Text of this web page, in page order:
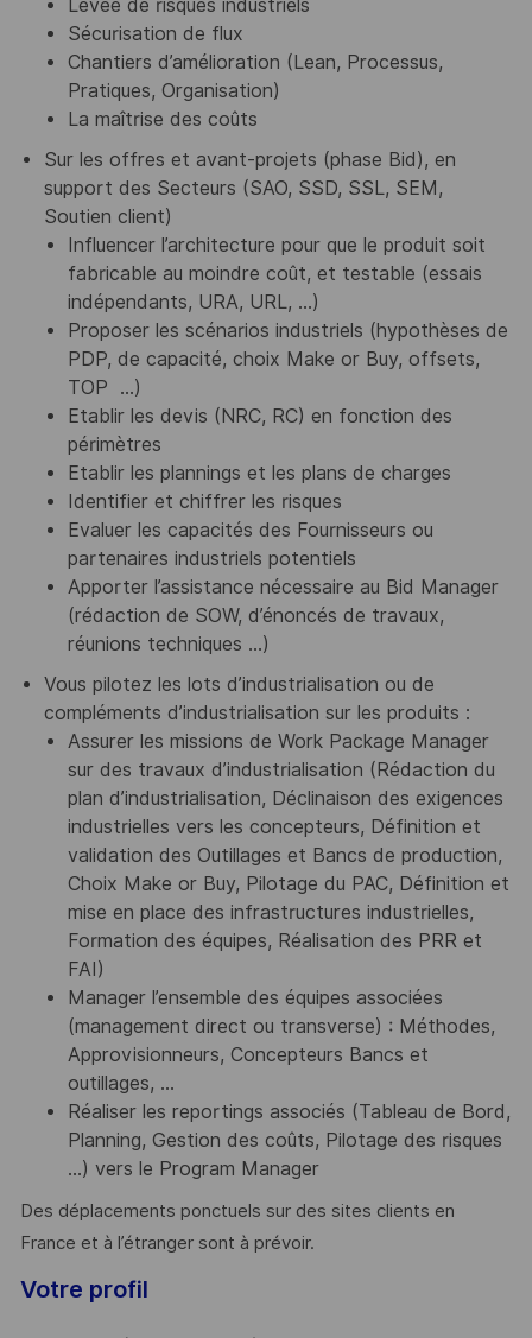
Levée de risques industriels
Sécurisation de flux
Chantiers d’amélioration (Lean, Processus,
Pratiques, Organisation)
La maîtrise des coûts
Sur les offres et avant-projets (phase Bid), en
support des Secteurs (SAO, SSD, SSL, SEM,
Soutien client)
Influencer l’architecture pour que le produit soit
fabricable au moindre coût, et testable (essais
indépendants, URA, URL, …)
Proposer les scénarios industriels (hypothèses de
PDP, de capacité, choix Make or Buy, offsets,
TOP …)
Etablir les devis (NRC, RC) en fonction des
périmètres
Etablir les plannings et les plans de charges
Identifier et chiffrer les risques
Evaluer les capacités des Fournisseurs ou
partenaires industriels potentiels
Apporter l’assistance nécessaire au Bid Manager
(rédaction de SOW, d’énoncés de travaux,
réunions techniques …)
Vous pilotez les lots d’industrialisation ou de
compléments d’industrialisation sur les produits :
Assurer les missions de Work Package Manager
sur des travaux d’industrialisation (Rédaction du
plan d’industrialisation, Déclinaison des exigences
industrielles vers les concepteurs, Définition et
validation des Outillages et Bancs de production,
Choix Make or Buy, Pilotage du PAC, Définition et
mise en place des infrastructures industrielles,
Formation des équipes, Réalisation des PRR et
FAI)
Manager l’ensemble des équipes associées
(management direct ou transverse) : Méthodes,
Approvisionneurs, Concepteurs Bancs et
outillages, ...
Réaliser les reportings associés (Tableau de Bord,
Planning, Gestion des coûts, Pilotage des risques
…) vers le Program Manager
Des déplacements ponctuels sur des sites clients en
France et à l’étranger sont à prévoir.
Votre profil